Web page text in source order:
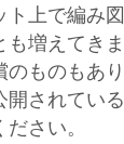
ト上で編み
増えてきま
のものもあ
開されてい
さい。